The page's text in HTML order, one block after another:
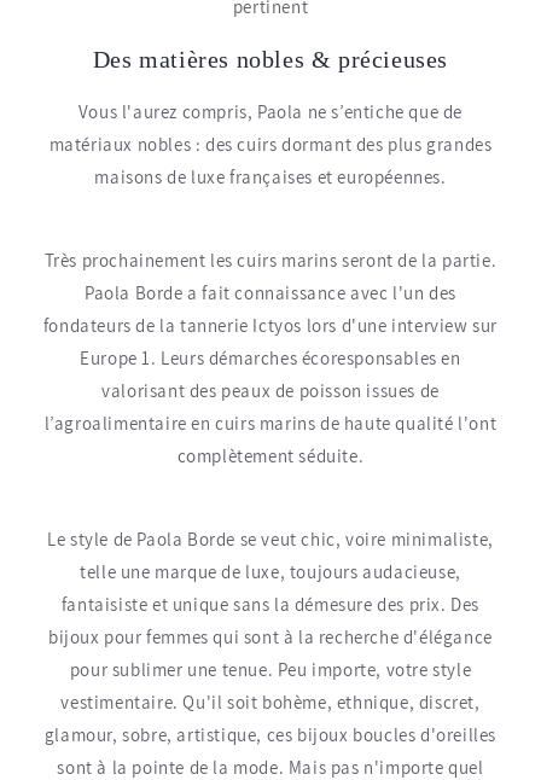
pertinent
Des matières nobles & précieuses
Vous l'aurez compris, Paola ne s’entiche que de
matériaux nobles : des cuirs dormant des plus grandes
maisons de luxe françaises et européennes.
Très prochainement les cuirs marins seront de la partie.
Paola Borde a fait connaissance avec l'un des
fondateurs de la tannerie Ictyos lors d'une interview sur
Europe 1. Leurs démarches écoresponsables en
valorisant des peaux de poisson issues de
l’agroalimentaire en cuirs marins de haute qualité l'ont
complètement séduite.
Le style de Paola Borde se veut chic, voire minimaliste,
telle une marque de luxe, toujours audacieuse,
fantaisiste et unique sans la démesure des prix. Des
bijoux pour femmes qui sont à la recherche d'élégance
pour sublimer une tenue. Peu importe, votre style
vestimentaire. Qu'il soit bohème, ethnique, discret,
glamour, sobre, artistique, ces bijoux boucles d'oreilles
sont à la pointe de la mode. Mais pas n'importe quel